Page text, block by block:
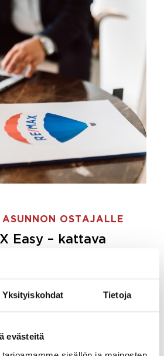
Yksityiskohdat Tietoja
evästeitä
ASUNNON OSTAJALLE
Easy – kattava
ja etsimme juuri